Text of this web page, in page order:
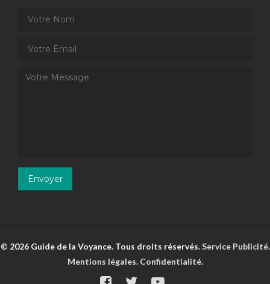
© 2026 Guide de la Voyance. Tous droits réservés.Service Publicité.
Mentions légales. Confidentialité.